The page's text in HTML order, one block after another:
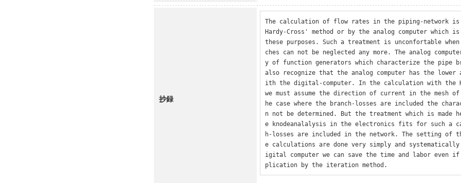
抄録
The calculation of flow rates in the piping-network is
Hardy-Cross' method or by the analog computer
these purposes. Such a treatment is unconfortable
ches can not be neglected any more. The analog
y of function generators which characterize the pipe
also recognize that the analog computer has the lower
ith the digital-computer. In the calculation with the
we must assume the direction of current in the mesh
he case where the branch-losses are included the
n not be determined. But the treatment which is made
e knodeanalalysis in the electronics fits for such a
h-losses are included in the network. The setting of
e calculations are done very simply and
igital computer we can save the time and labor even if
plication by the iteration method.